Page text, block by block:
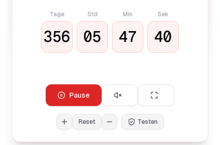
Tage
356
Std
05
Min
47
Sek
40
Pause
Reset Testen